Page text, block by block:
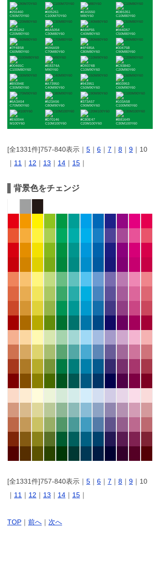
#255460
C90M70Y60
#005261
C100M70Y60
#EA5550
M80Y60
#DB5351
C10M80Y60
#CB5252
C20M80Y60
#BA5054
C30M80Y60
#A84F55
C40M80Y60
#944D57
C50M80Y60
#7F4B58
C60M80Y60
#694A59
C70M80Y60
#4F485A
C80M80Y60
#30475B
C90M80Y60
#00465C
C100M80Y60
#E8374A
M90Y60
#D9374B
C10M90Y60
#C9384D
C20M90Y60
#B9394E
C30M90Y60
#A73950
C40M90Y60
#943951
C50M90Y60
#803953
C60M90Y60
#6A3A54
C70M90Y60
#523A56
C80M90Y60
#373A57
C90M90Y60
#103A58
C100M90Y60
#E60044
M100Y60
#D70146
C10M100Y60
#C80E47
C20M100Y60
#B81649
C30M100Y60
[全1331件]757-840表示｜ 5 ｜ 6 ｜ 7 ｜ 8 ｜ 9 ｜10
｜ 11 ｜ 12 ｜ 13 ｜ 14 ｜ 15 ｜
背景色をチェンジ
[全1331件]757-840表示｜ 5 ｜ 6 ｜ 7 ｜ 8 ｜ 9 ｜10
｜ 11 ｜ 12 ｜ 13 ｜ 14 ｜ 15 ｜
TOP ｜ 前へ ｜ 次へ